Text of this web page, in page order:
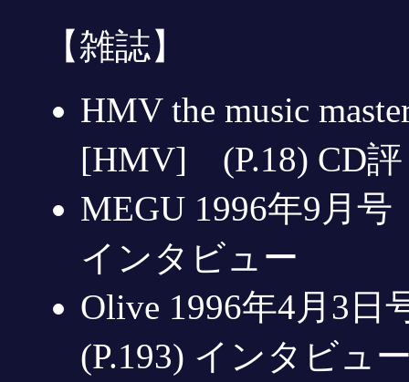
【雑誌】
HMV the music
[HMV] (P.18) CD評
MEGU 1996年9月
インタビュー
Olive 1996年4月3
(P.193) インタビュ